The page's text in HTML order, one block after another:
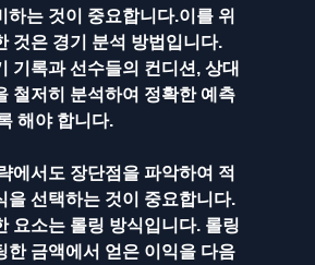
하는 것이 중요합니다.이를 위
것은 경기 분석 방법입니다.
기록과 선수들의 컨디션, 상대
철저히 분석하여 정확한 예측
해야 합니다.
에서도 장단점을 파악하여 적
을 선택하는 것이 중요합니다.
요소는 롤링 방식입니다. 롤링
한 금액에서 얻은 이익을 다음